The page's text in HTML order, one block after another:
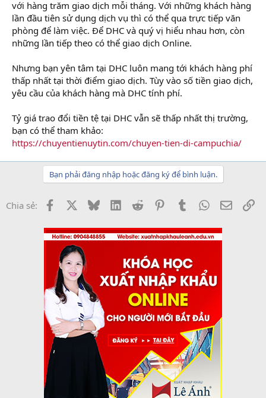
với hàng trăm giao dịch mỗi tháng. Với những khách hàng
lần đầu tiên sử dụng dịch vụ thì có thể qua trực tiếp văn
phòng để làm việc. Để DHC và quý vị hiểu nhau hơn, còn
những lần tiếp theo có thể giao dịch Online.
Nhưng bạn yên tâm tại DHC luôn mang tới khách hàng phí
thấp nhất tại thời điểm giao dịch. Tùy vào số tiền giao dịch,
yêu cầu của khách hàng mà DHC tính phí.
Tỷ giá trao đổi tiền tệ tại DHC vẫn sẽ thấp nhất thị trường,
bạn có thể tham khảo:
https://chuyentienuytin.com/chuyen-tien-di-campuchia/
Bạn phải đăng nhập hoặc đăng ký để bình luận.
Chia sẻ: Facebook BlueskyLinkedInReddit PinterestTumblrWhatsApp
Email